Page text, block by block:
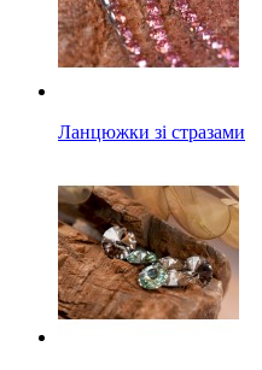
Ланцюжки зі стразами